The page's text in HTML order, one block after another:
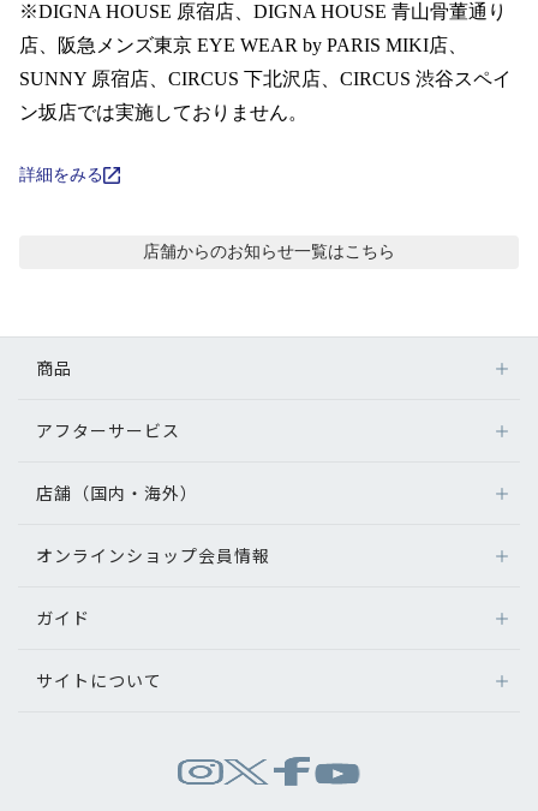
レビュー
ブログ
お知らせ
目のまめちしき
採用情報
※DIGNA HOUSE 原宿店、DIGNA HOUSE 青山骨董通り
店、阪急メンズ東京 EYE WEAR by PARIS MIKI店、
SUNNY 原宿店、CIRCUS 下北沢店、CIRCUS 渋谷スペイ
ン坂店では実施しておりません。
詳細をみる
店舗からのお知らせ一覧はこちら
商品
メガネ
サングラス
補聴器
グッズ・小物
アフターサービス
アフターサービス
メガネの不具合、修理について
補聴器に関するアフターサービス
店舗（国内・海外）
店舗検索
オンラインショップ会員情報
ログイン
ガイド
オンラインショップご利用ガイド
サイトについて